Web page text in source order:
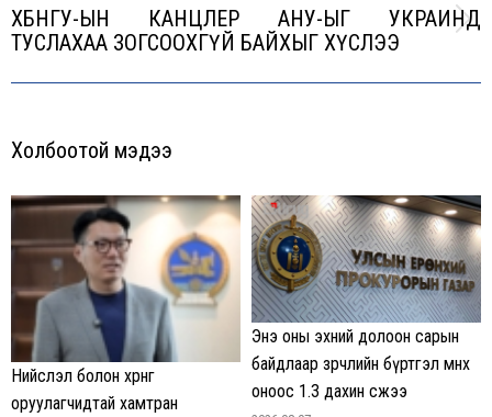
Next
ХБНГУ-ЫН КАНЦЛЕР АНУ-ЫГ УКРАИНД
ТУСЛАХАА ЗОГСООХГҮЙ БАЙХЫГ ХҮСЛЭЭ
Холбоотой мэдээ
Нийслэл болон хөрөнгө
оруулагчидтай хамтран
Энэ оны эхний долоон сарын
байдлаар зөрчлийн бүртгэл өмнөх
оноос 1.3 дахин өсжээ